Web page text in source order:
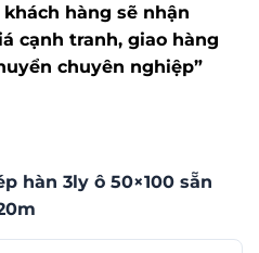
hàng sẽ nhận
cạnh tranh, giao hàng
chuyên nghiệp”
hàn 3ly ô 50×100 sẵn